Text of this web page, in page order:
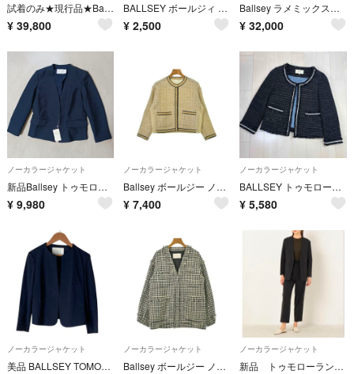
試着のみ★現行品★Ballsey/ボールジィ Violaカラーレスジャケット36
¥ 39,800
BALLSEY ボールジィ リネンノーカラージャケット 38
¥ 2,500
Ballsey ラメミックスツイード セミダブルクルージャケット
¥ 32,000
ノーカラージャケット
新品Ballsey トゥモローランド スラブジャガード ジャケット 紺 ツイード
¥ 9,980
ノーカラージャケット
Ballsey ボールジー ノーカラージャケット M 白 【古着】【中古】【送料無料】
¥ 7,400
ノーカラージャケット
BALLSEY トゥモローランド ツイードノーカラージャケット ブラック 38
¥ 5,580
ノーカラージャケット
美品 BALLSEY TOMORROW LAND ボールジー トゥモローランド ノーカラージャケット 36 ネイビー レディース 古着 中古 USED
ノーカラージャケット
Ballsey ボールジー ノーカラージャケット M 白 【古着】【中古】【送料無料】
ノーカラージャケット
新品 トゥモローランド ボールジィリネンレーヨンストレッチ ノーカラージャケット